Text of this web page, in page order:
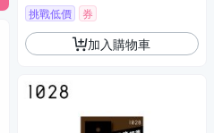
挑戰低價 券
加入購物車